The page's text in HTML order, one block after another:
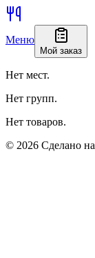
Меню
Мой заказ
Нет мест.
Нет групп.
Нет товаров.
© 2026 Сделано на